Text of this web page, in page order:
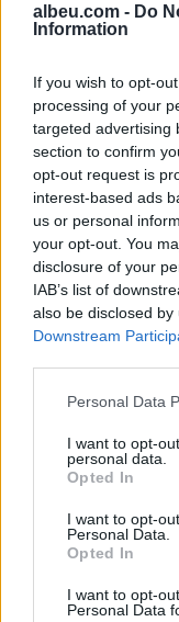
albeu.com - Do
Information
If you wish to opt-
processing of your
targeted advertising
section to confirm
opt-out request is
interest-based ads
us or personal
your opt-out. You
disclosure of your
IAB’s list of
also be disclosed
Downstream
Personal Data
I want to opt-
personal data.
Opted In
I want to opt-
Personal Data.
Opted In
I want to opt-
Personal Data
Esim for Global
Esim for USA|